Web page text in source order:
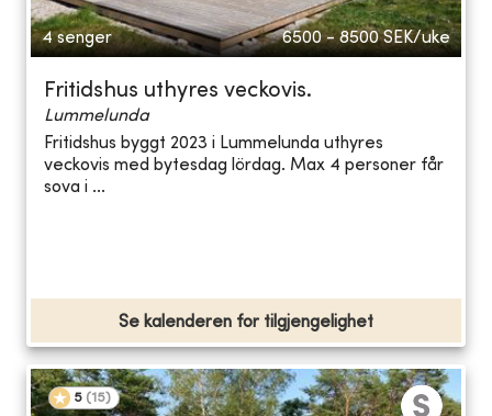
4 senger 6500 - 8500 SEK/uke
Fritidshus uthyres veckovis.
Lummelunda
Fritidshus byggt 2023 i Lummelunda uthyres
veckovis med bytesdag lördag. Max 4 personer får
sova i ...
Se kalenderen for tilgjengelighet
5 (15)